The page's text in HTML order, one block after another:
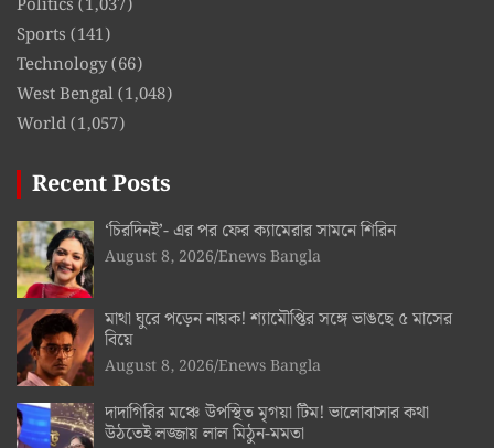
Politics (1,037)
Sports (141)
Technology(66)
West Bengal(1,048)
World(1,057)
Recent Posts
‘চিরদিনই’- এর পর ফের ক্যামেরার সামনে শিরিন
August 8, 2026 Enews Bangla
মাথা ঘুরে পড়েন নায়ক! শ্যামৌপ্তির সঙ্গে ভাঙছে ৫ মাসের
বিয়ে
August 8, 2026 Enews Bangla
দাদাগিরির মঞ্চে উপস্থিত মৃগয়া টিম! ভালোবাসার কথা
উঠতেই লজ্জায় লাল মিঠুন-মমতা